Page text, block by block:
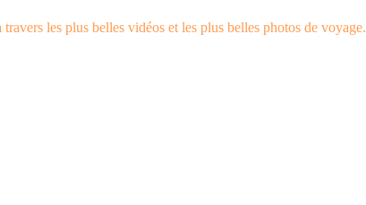
les plus belles vidéos et les plus belles photos de voyage.